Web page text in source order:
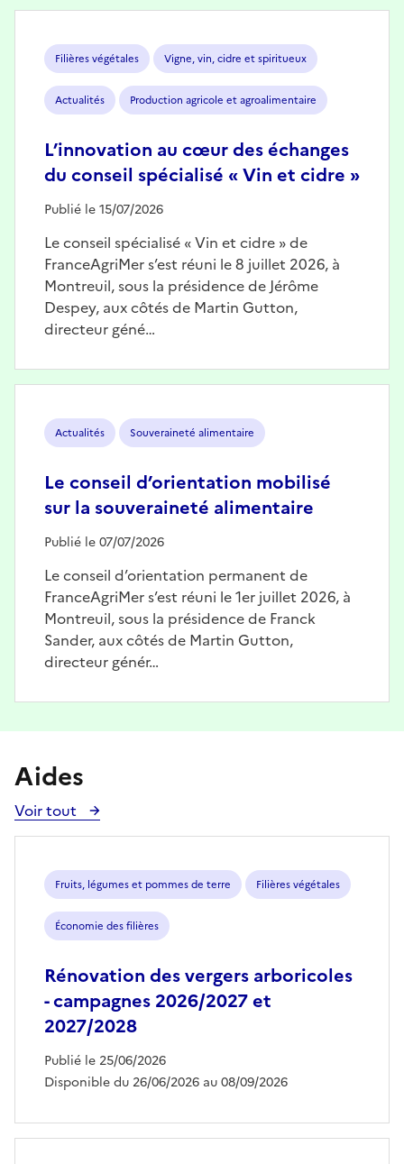
Filières végétales Vigne, vin, cidre et spiritueux
Actualités Production agricole et agroalimentaire
L’innovation au cœur des échanges
du conseil spécialisé « Vin et cidre »
Publié le 15/07/2026
Le conseil spécialisé « Vin et cidre » de
FranceAgriMer s’est réuni le 8 juillet 2026, à
Montreuil, sous la présidence de Jérôme
Despey, aux côtés de Martin Gutton,
directeur géné…
Actualités Souveraineté alimentaire
Le conseil d’orientation mobilisé
sur la souveraineté alimentaire
Publié le 07/07/2026
Le conseil d’orientation permanent de
FranceAgriMer s’est réuni le 1er juillet 2026, à
Montreuil, sous la présidence de Franck
Sander, aux côtés de Martin Gutton,
directeur génér…
Aides
Voir tout
Voir
toutes
aides
Fruits, légumes et pommes de terre Filières végétales
Économie des filières
Rénovation des vergers arboricoles
- campagnes 2026/2027 et
2027/2028
Publié le 25/06/2026
Disponible du 26/06/2026 au 08/09/2026